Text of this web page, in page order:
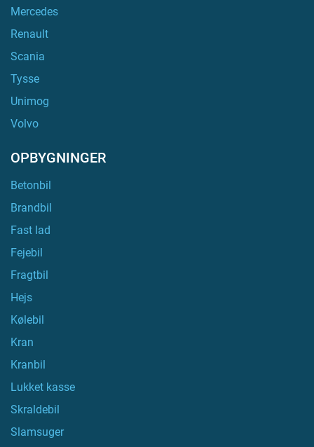
Mercedes
Renault
Scania
Tysse
Unimog
Volvo
OPBYGNINGER
Betonbil
Brandbil
Fast lad
Fejebil
Fragtbil
Hejs
Kølebil
Kran
Kranbil
Lukket kasse
Skraldebil
Slamsuger